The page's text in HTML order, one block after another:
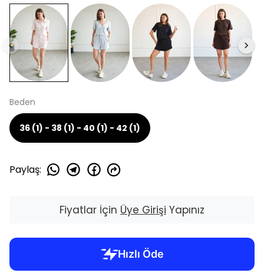
Beden
36 (1) - 38 (1) - 40 (1) - 42 (1)
Paylaş:
Fiyatlar İçin Üye Girişi Yapınız